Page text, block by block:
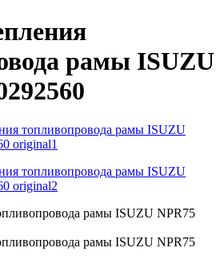
рамы ISUZU